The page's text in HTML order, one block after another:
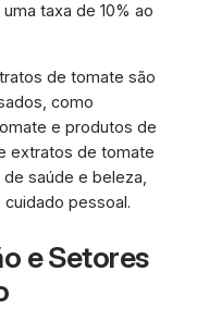
taxa de 10% ao
de tomate são
como
e produtos de
extratos de tomate
saúde e beleza,
pessoal.
e Setores